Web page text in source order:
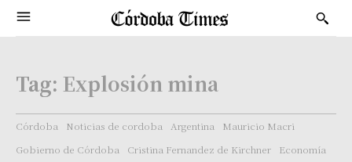
Tag: Explosión mina
Córdoba Noticias de cordoba Argentina
Mauricio Macri
Gobierno de Córdoba
Cristina Fernandez de Kirchner
Economía